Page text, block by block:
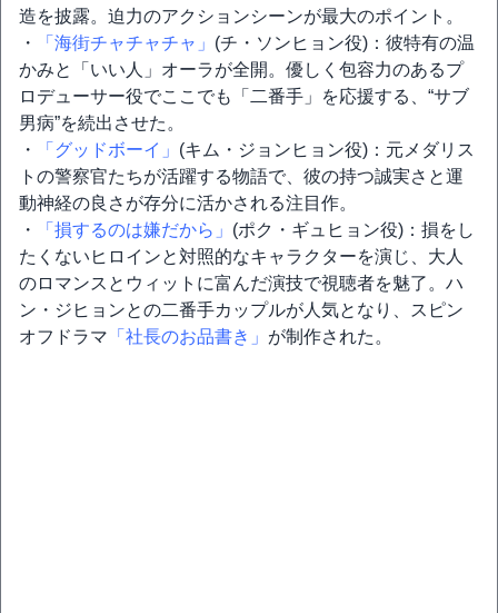
造を披露。迫力のアクションシーンが最大のポイント。
・
「海街チャチャチャ」 (チ・ソンヒョン役)：彼特有の温
かみと「いい人」オーラが全開。優しく包容力のあるプ
ロデューサー役でここでも「二番手」を応援する、“サブ
男病”を続出させた。
・
「グッドボーイ」 (キム・ジョンヒョン役)：元メダリス
トの警察官たちが活躍する物語で、彼の持つ誠実さと運
動神経の良さが存分に活かされる注目作。
・
「損するのは嫌だから」 (ポク・ギュヒョン役)：損をし
たくないヒロインと対照的なキャラクターを演じ、大人
のロマンスとウィットに富んだ演技で視聴者を魅了。ハ
ン・ジヒョンとの二番手カップルが人気となり、スピン
オフドラマ 「社長のお品書き」 が制作された。